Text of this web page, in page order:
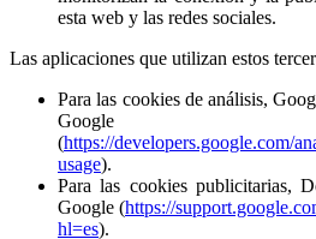
esta web y las redes sociales.
Las aplicaciones que utilizan estos
Para las cookies de análisis,
Google
(https://developers.google.com/
usage).
Para las cookies publicitarias,
Google (https://
hl=es).